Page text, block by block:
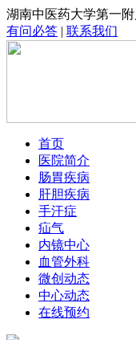
湖南中医药大学第一
有问必答 | 联系我们
首页
医院简介
肠胃疾病
肝胆疾病
手汗症
疝气
内镜中心
血管外科
微创动态
中心动态
在线预约